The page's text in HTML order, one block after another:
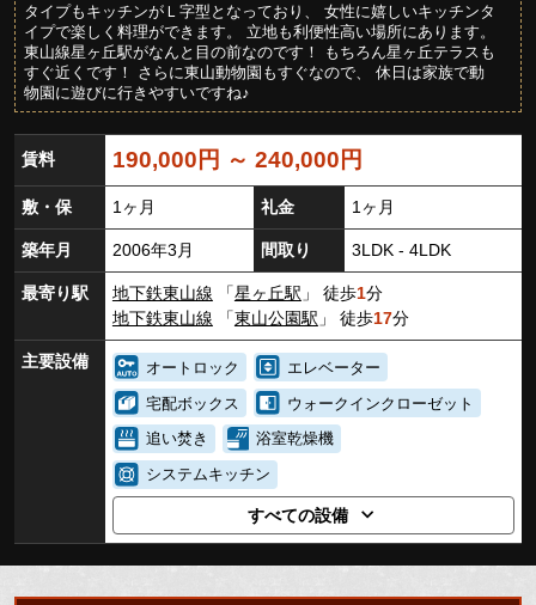
タイプもキッチンがＬ字型となっており、 女性に嬉しいキッチンタ
イプで楽しく料理ができます。 立地も利便性高い場所にあります。
東山線星ヶ丘駅がなんと目の前なのです！ もちろん星ヶ丘テラスも
すぐ近くです！ さらに東山動物園もすぐなので、 休日は家族で動
物園に遊びに行きやすいですね♪
賃料 190,000円 ～ 240,000円
敷・保 1ヶ月 礼金 1ヶ月
築年月 2006年3月 間取り 3LDK - 4LDK
最寄り駅 地下鉄東山線 「星ヶ丘駅 」 徒歩1分
地下鉄東山線 「東山公園駅 」 徒歩17分
主要設備 オートロック
エレベーター
宅配ボックス
ウォークインクローゼット
追い焚き
浴室乾燥機
システムキッチン
すべての設備